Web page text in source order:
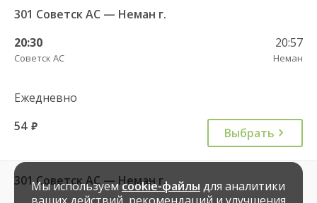
301 Советск АС — Неман г.
20:30
Советск АС
20:57
Неман
Ежедневно
54 руб. Выбрать
301 Советск АС — Неман г.
Мы используемcookie-файлы для аналитики